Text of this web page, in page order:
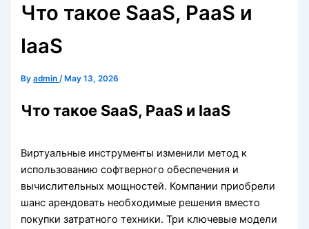
Что такое SaaS, PaaS и
IaaS
Byadmin/ May 13, 2026
Что такое SaaS, PaaS и IaaS
Виртуальные инструменты изменили метод к
использованию софтверного обеспечения и
вычислительных мощностей. Компании приобрели
шанс арендовать необходимые решения вместо
покупки затратного техники. Три ключевые модели